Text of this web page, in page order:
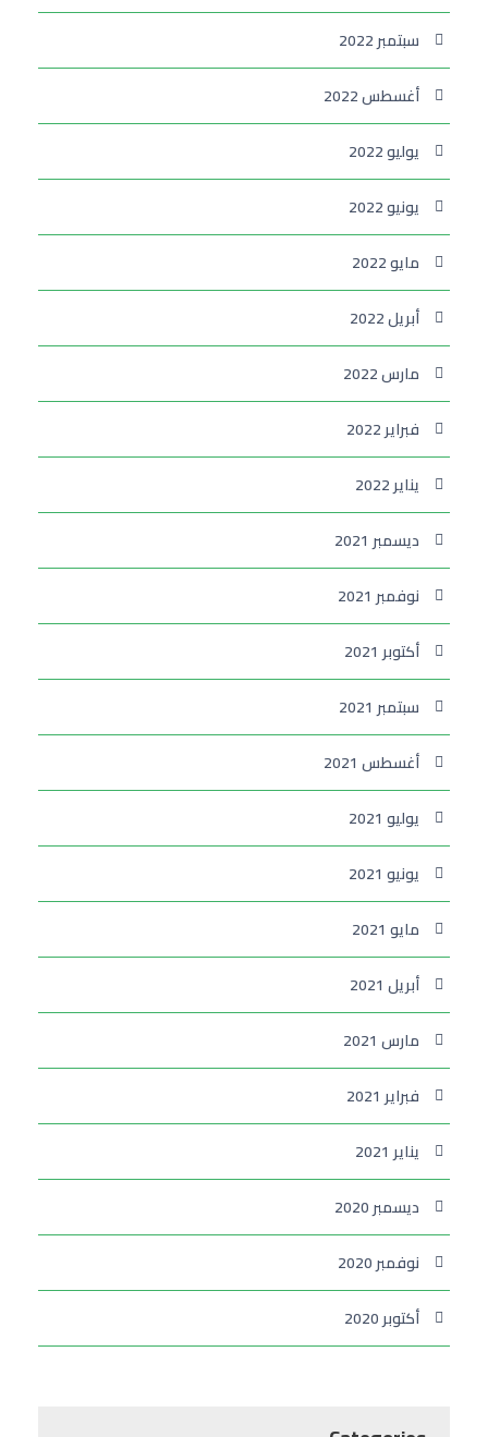
سبتمبر 2022
أغسطس 2022
يوليو 2022
يونيو 2022
مايو 2022
أبريل 2022
مارس 2022
فبراير 2022
يناير 2022
ديسمبر 2021
نوفمبر 2021
أكتوبر 2021
سبتمبر 2021
أغسطس 2021
يوليو 2021
يونيو 2021
مايو 2021
أبريل 2021
مارس 2021
فبراير 2021
يناير 2021
ديسمبر 2020
نوفمبر 2020
أكتوبر 2020